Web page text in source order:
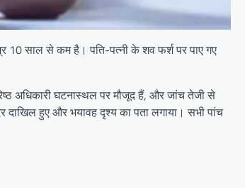
10 साल से कम है। पति-पत्नी के शव फर्श पर पाए गए
अधिकारी घटनास्थल पर मौजूद हैं, और जांच तेजी से
हुए और भयावह दृश्य का पता लगाया। सभी पांच